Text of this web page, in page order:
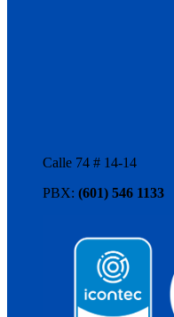
Calle 74 # 14-14
PBX: (601) 546 1133